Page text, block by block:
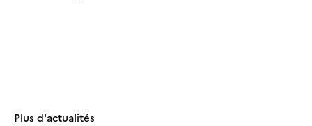
Plus d'actualités